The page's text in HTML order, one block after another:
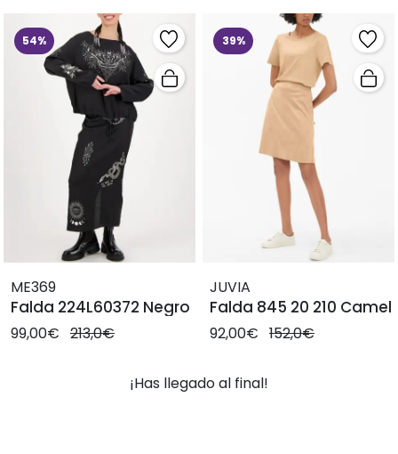
54%
ME369
Falda 224L60372 Negro
99,00€ 213,0€
39%
JUVIA
Falda 845 20 210 Camel
92,00€ 152,0€
¡Has llegado al final!